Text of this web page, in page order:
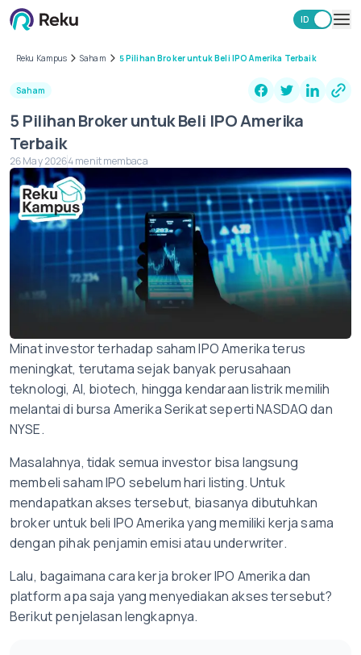
EN
ID
Learning Hub
Keamanan
Biaya
Lainnya
Unduh Aplikasi Reku
Reku Kampus Saham 5 Pilihan Broker untuk Beli IPO Amerika Terbaik
Saham
5 Pilihan Broker untuk Beli IPO Amerika
Terbaik
26 May 20264 menit membaca
Minat investor terhadap saham IPO Amerika terus
meningkat, terutama sejak banyak perusahaan
teknologi, AI, biotech, hingga kendaraan listrik memilih
melantai di bursa Amerika Serikat seperti NASDAQ dan
NYSE.
Masalahnya, tidak semua investor bisa langsung
membeli saham IPO sebelum hari listing. Untuk
mendapatkan akses tersebut, biasanya dibutuhkan
broker untuk beli IPO Amerika yang memiliki kerja sama
dengan pihak penjamin emisi atau underwriter.
Lalu, bagaimana cara kerja broker IPO Amerika dan
platform apa saja yang menyediakan akses tersebut?
Berikut penjelasan lengkapnya.